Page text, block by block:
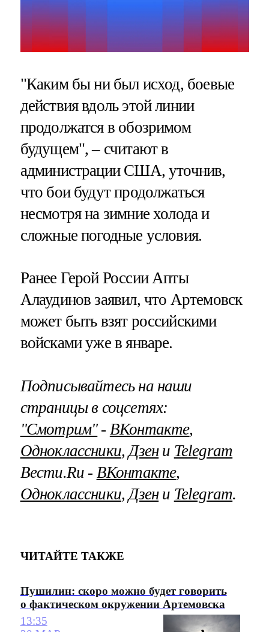
"Каким бы ни был исход, боевые
действия вдоль этой линии
продолжатся в обозримом
будущем", – считают в
администрации США, уточнив,
что бои будут продолжаться
несмотря на зимние холода и
сложные погодные условия.
Ранее Герой России Апты
Алаудинов заявил, что Артемовск
может быть взят российскими
войсками уже в январе.
Подписывайтесь на наши
страницы в соцсетях:
"Смотрим"‐ ВКонтакте,
Одноклассники, Дзени Telegram
Вести.Ru ‐ ВКонтакте,
Одноклассники, Дзени Telegram.
ЧИТАЙТЕ ТАКЖЕ
Пушилин: скоро можно будет говорить
о фактическом окружении Артемовска
13:35